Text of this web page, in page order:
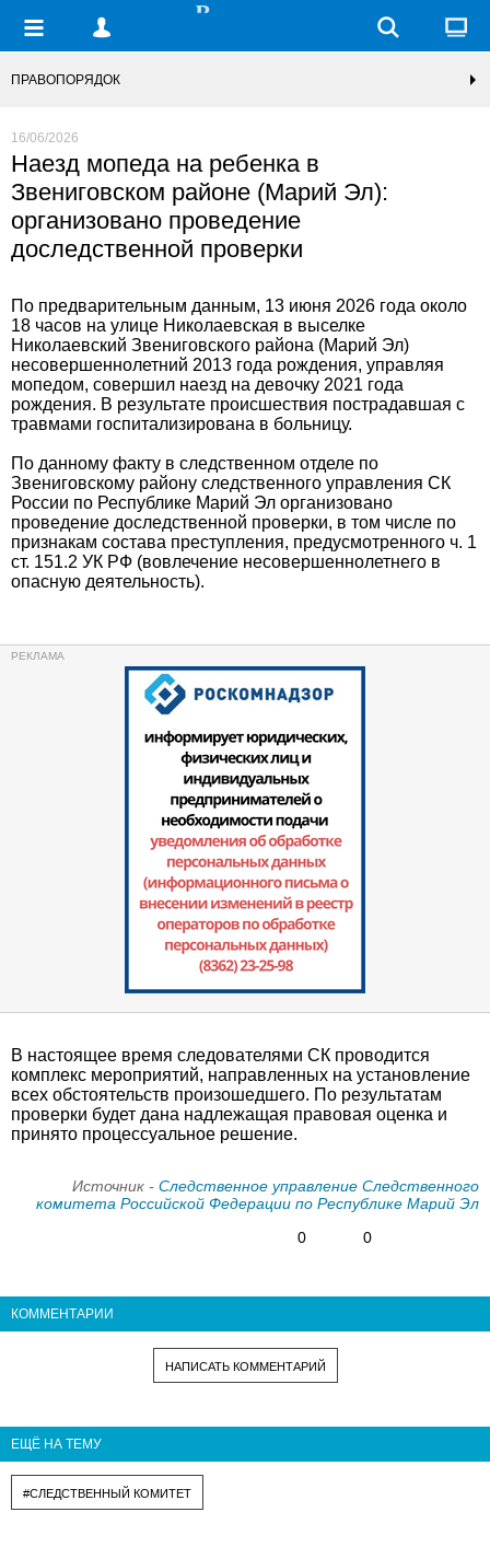
ПРАВОПОРЯДОК
16/06/2026
Наезд мопеда на ребенка в
Звениговском районе (Марий Эл):
организовано проведение
доследственной проверки
По предварительным данным, 13 июня 2026 года около
18 часов на улице Николаевская в выселке
Николаевский Звениговского района (Марий Эл)
несовершеннолетний 2013 года рождения, управляя
мопедом, совершил наезд на девочку 2021 года
рождения. В результате происшествия пострадавшая с
травмами госпитализирована в больницу.
По данному факту в следственном отделе по
Звениговскому району следственного управления СК
России по Республике Марий Эл организовано
проведение доследственной проверки, в том числе по
признакам состава преступления, предусмотренного ч. 1
ст. 151.2 УК РФ (вовлечение несовершеннолетнего в
опасную деятельность).
В настоящее время следователями СК проводится
комплекс мероприятий, направленных на установление
всех обстоятельств произошедшего. По результатам
проверки будет дана надлежащая правовая оценка и
принято процессуальное решение.
Источник - Следственное управление Следственного
комитета Российской Федерации по Республике Марий Эл
0
0
КОММЕНТАРИИ
НАПИСАТЬ КОММЕНТАРИЙ
ЕЩЁ НА ТЕМУ
#СЛЕДСТВЕННЫЙ КОМИТЕТ